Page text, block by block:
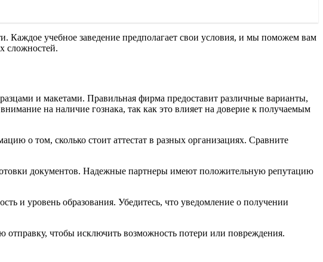
Каждое учебное заведение предполагает свои условия, и мы поможем вам
сложностей.
и макетами. Правильная фирма предоставит различные варианты,
на наличие гознака, так как это влияет на доверие к получаемым
о том, сколько стоит аттестат в разных организациях. Сравните
документов. Надежные партнеры имеют положительную репутацию
и уровень образования. Убедитесь, что уведомление о получении
отправку, чтобы исключить возможность потери или повреждения.